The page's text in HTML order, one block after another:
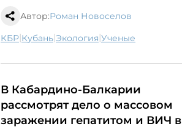
Автор:Роман Новоселов
КБР| Кубань| экология| ученые
В Кабардино-Балкарии
рассмотрят дело о массовом
заражении гепатитом и ВИЧ в